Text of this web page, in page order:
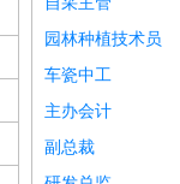
园林种植技术员
车瓷中工
主办会计
副总裁